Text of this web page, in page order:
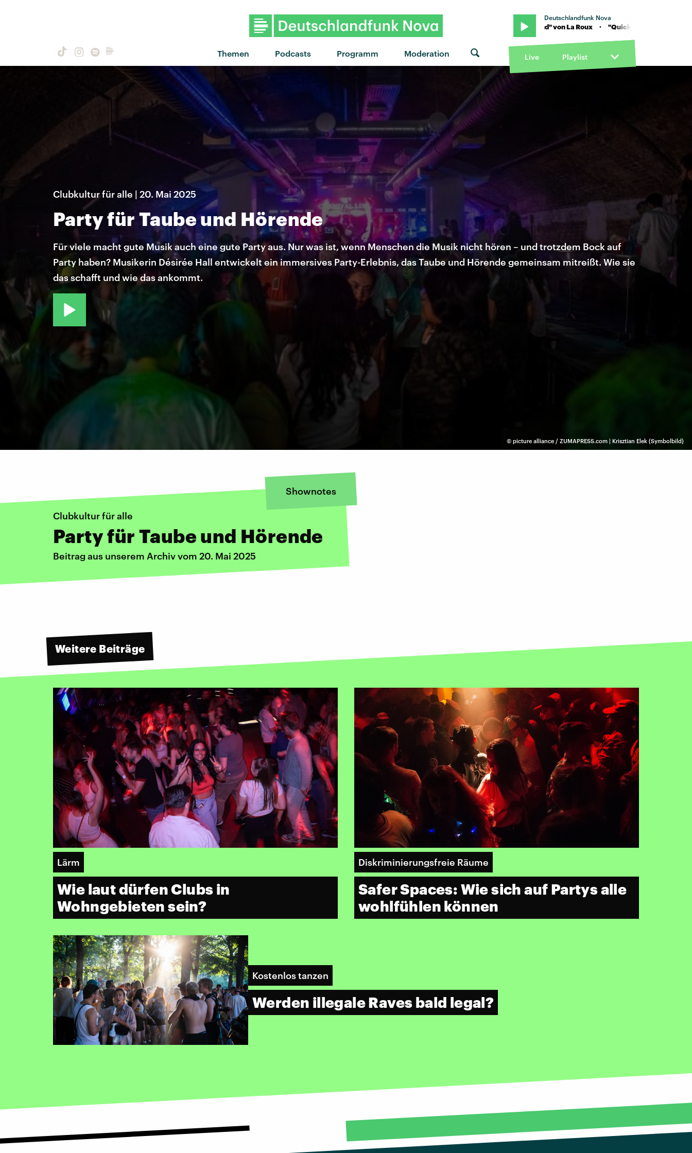
Themen Podcasts Programm Moderation
Deutschlandfunk Nova
"Quicksand" von La Roux · "Quicksand" von La Roux · "Quicksand" von La Roux
Live Playlist
© picture alliance / ZUMAPRESS.com | Krisztian Elek (Symbolbild)
Clubkultur für alle | 20. Mai 2025
Party für Taube und Hörende
Für viele macht gute Musik auch eine gute Party aus. Nur was ist, wenn Menschen die Musik nicht hören – und trotzdem Bock auf
Party haben? Musikerin Désirée Hall entwickelt ein immersives Party-Erlebnis, das Taube und Hörende gemeinsam mitreißt. Wie sie
das schafft und wie das ankommt.
Shownotes
Clubkultur für alle
Party für Taube und Hörende
Beitrag aus unserem Archiv vom 20. Mai 2025
Weitere Beiträge
Lärm
Wie laut dürfen Clubs in
Wohngebieten sein?
Diskriminierungsfreie Räume
Safer Spaces: Wie sich auf Partys alle
wohlfühlen können
Kostenlos tanzen
Werden illegale Raves bald legal?